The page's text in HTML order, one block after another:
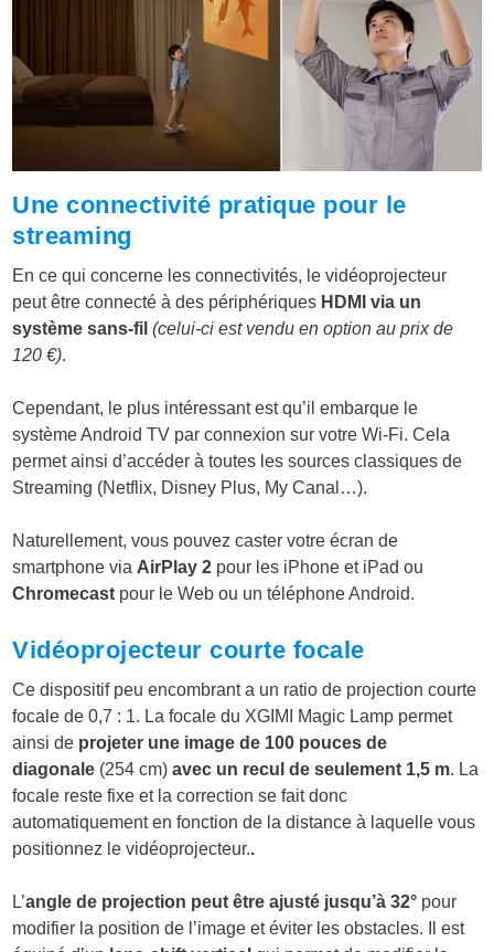
Une connectivité pratique pour le
streaming
En ce qui concerne les connectivités, le vidéoprojecteur
peut être connecté à des périphériques HDMI via un
système sans-fil (celui-ci est vendu en option au prix de
120 €).
Cependant, le plus intéressant est qu’il embarque le
systèmeAndroid TV par connexion sur votre Wi-Fi.Cela
permet ainsi d’accéder à toutes les sources classiques de
Streaming (Netflix, Disney Plus, My Canal…).
Naturellement, vous pouvezcaster votre écran de
smartphonevia AirPlay 2 pour les iPhone et iPad ou
Chromecast pour le Web ou un téléphone Android.
Vidéoprojecteur courte focale
Ce dispositif peu encombrant a un ratio de projection courte
focale de 0,7 : 1. La focale du XGIMI Magic Lamp permet
ainsi de projeter une image de 100 pouces de
diagonale (254 cm)avec un recul de seulement 1,5 m. La
focale reste fixe et la correction se fait donc
automatiquement en fonction de la distance à laquelle vous
positionnez le vidéoprojecteur..
L’angle de projection peut être ajusté jusqu’à 32° pour
modifier la position de l’image et éviter les obstacles. Il est